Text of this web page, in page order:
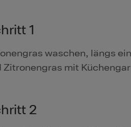
1
waschen, längs
Zitronengras mit
2